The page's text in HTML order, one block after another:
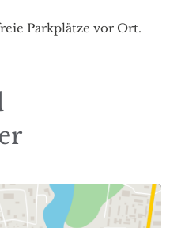
Parkplätze vor Ort.